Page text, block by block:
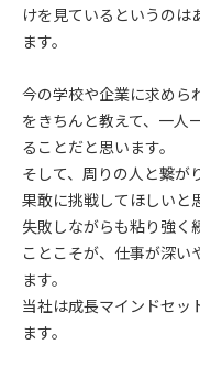
けを見ているというのは
ます。
今の学校や企業に求めら
をきちんと教えて、一人
ることだと思います。
そして、周りの人と繋が
果敢に挑戦してほしいと
失敗しながらも粘り強く
ことこそが、仕事が深い
ます。
当社は成長マインドセッ
ます。